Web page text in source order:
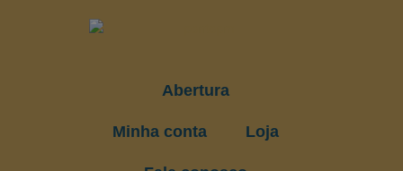
Abertura
Minha conta Loja